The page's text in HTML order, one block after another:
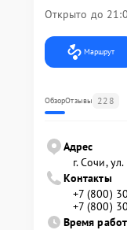
Открыто до
Маршрут
ОбзорОтзывы 228
Адрес
г. Сочи,
Контакты
+7 (800)
+7 (800)
Время